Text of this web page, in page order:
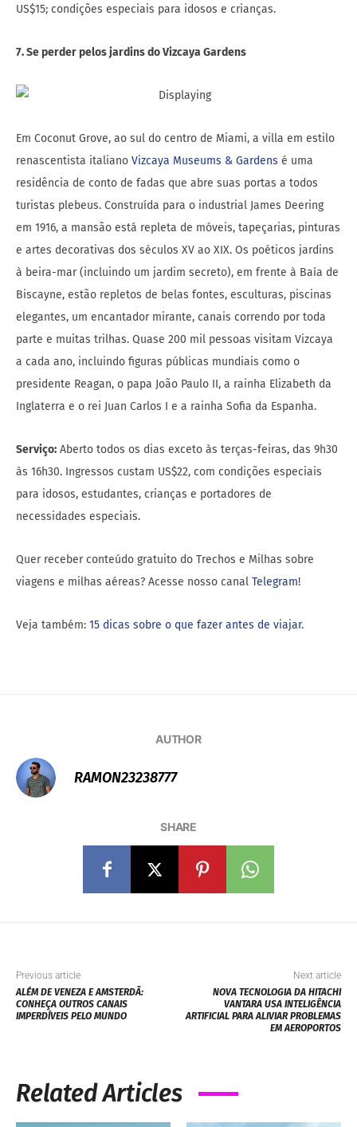
US$15; condições especiais para idosos e crianças.
7. Se perder pelos jardins do Vizcaya Gardens
Em Coconut Grove, ao sul do centro de Miami, a villa em estilo
renascentista italiano Vizcaya Museums & Gardens é uma
residência de conto de fadas que abre suas portas a todos
turistas plebeus. Construída para o industrial James Deering
em 1916, a mansão está repleta de móveis, tapeçarias, pinturas
e artes decorativas dos séculos XV ao XIX. Os poéticos jardins
à beira-mar (incluindo um jardim secreto), em frente à Baía de
Biscayne, estão repletos de belas fontes, esculturas, piscinas
elegantes, um encantador mirante, canais correndo por toda
parte e muitas trilhas. Quase 200 mil pessoas visitam Vizcaya
a cada ano, incluindo figuras públicas mundiais como o
presidente Reagan, o papa João Paulo II, a rainha Elizabeth da
Inglaterra e o rei Juan Carlos I e a rainha Sofia da Espanha.
Serviço: Aberto todos os dias exceto às terças-feiras, das 9h30
às 16h30. Ingressos custam US$22, com condições especiais
para idosos, estudantes, crianças e portadores de
necessidades especiais.
Quer receber conteúdo gratuito do Trechos e Milhas sobre
viagens e milhas aéreas? Acesse nosso canal Telegram!
Veja também: 15 dicas sobre o que fazer antes de viajar.
AUTHOR
RAMON23238777
SHARE
Previous article
ALÉM DE VENEZA E AMSTERDÃ:
CONHEÇA OUTROS CANAIS
IMPERDÍVEIS PELO MUNDO
Next article
NOVA TECNOLOGIA DA HITACHI
VANTARA USA INTELIGÊNCIA
ARTIFICIAL PARA ALIVIAR PROBLEMAS
EM AEROPORTOS
Related Articles